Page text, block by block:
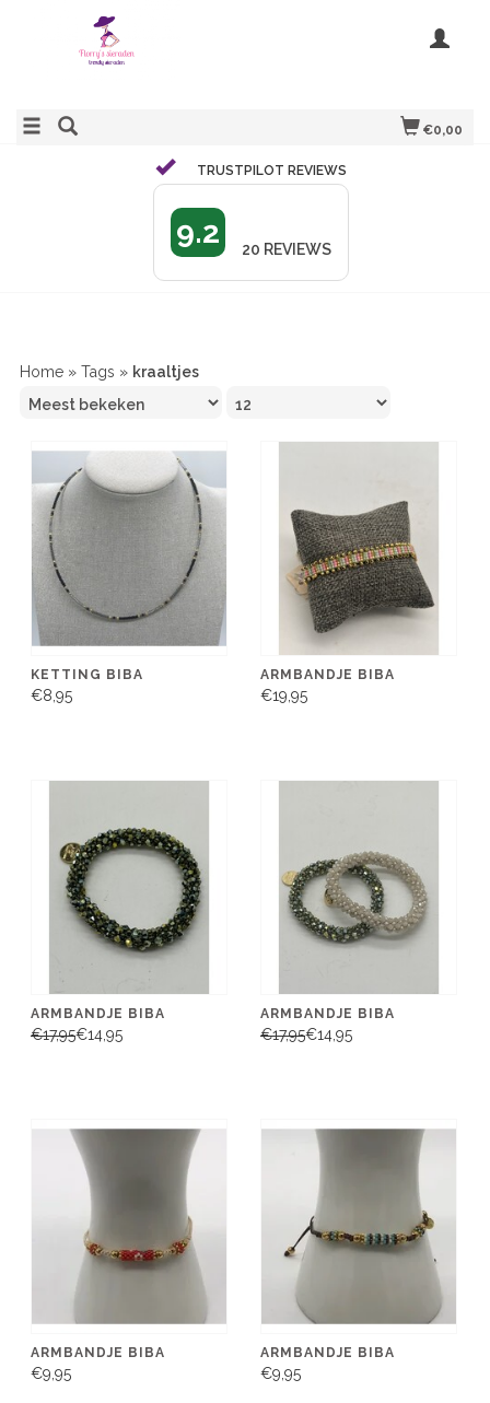
€0,00
TRUSTPILOT REVIEWS
9.2 20 REVIEWS
Home » Tags » kraaltjes
KETTING BIBA
€8,95
ARMBANDJE BIBA
€19,95
ARMBANDJE BIBA
€17,95€14,95
ARMBANDJE BIBA
€17,95€14,95
ARMBANDJE BIBA
€9,95
ARMBANDJE BIBA
€9,95